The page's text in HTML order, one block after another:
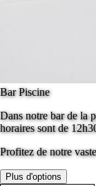
Bar Piscine
Dans notre bar de la
horaires sont de
Profitez de notre
Plus d'options